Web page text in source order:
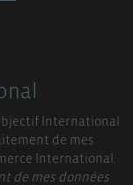
International
de mes
International.
de mes données